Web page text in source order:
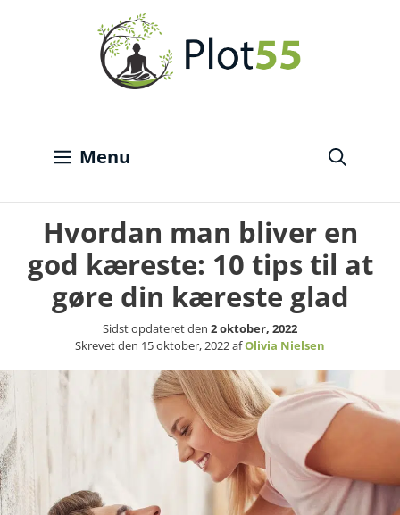
Menu
Hvordan man bliver en
god kæreste: 10 tips til at
gøre din kæreste glad
Sidst opdateret den 2 oktober, 2022
Skrevet den 15 oktober, 2022afOlivia Nielsen